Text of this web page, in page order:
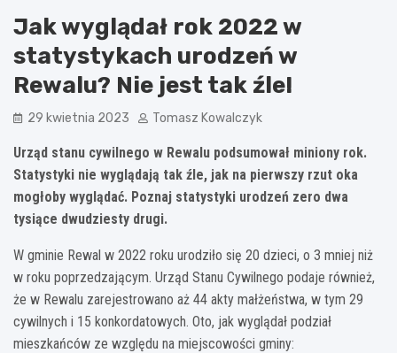
Jak wyglądał rok 2022 w
statystykach urodzeń w
Rewalu? Nie jest tak źle!
29 kwietnia 2023 Tomasz Kowalczyk
Urząd stanu cywilnego w Rewalu podsumował miniony rok.
Statystyki nie wyglądają tak źle, jak na pierwszy rzut oka
mogłoby wyglądać. Poznaj statystyki urodzeń zero dwa
tysiące dwudziesty drugi.
W gminie Rewal w 2022 roku urodziło się 20 dzieci, o 3 mniej niż
w roku poprzedzającym. Urząd Stanu Cywilnego podaje również,
że w Rewalu zarejestrowano aż 44 akty małżeństwa, w tym 29
cywilnych i 15 konkordatowych. Oto, jak wyglądał podział
mieszkańców ze względu na miejscowości gminy: